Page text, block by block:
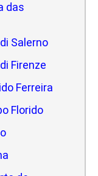
das
Salerno
Firenze
Ferreira
Florido